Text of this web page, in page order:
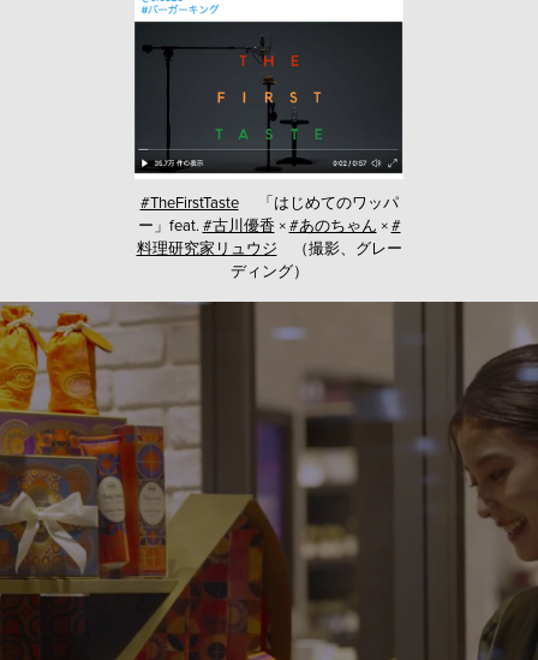
#TheFirstTaste「はじめてのワッパ
ー」feat. #古川優香 ×#あのちゃん ×#
料理研究家リュウジ （撮影、グレー
ディング）